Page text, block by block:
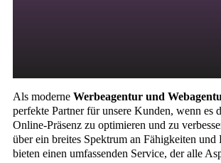
Als moderne Werbeagentur und
perfekte Partner für unsere Kunden, wenn es
Online-Präsenz zu optimieren und zu
über ein breites Spektrum an Fähigkeiten und
bieten einen umfassenden Service, der alle